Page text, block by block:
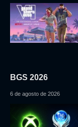
BGS 2026
6 de agosto de 2026